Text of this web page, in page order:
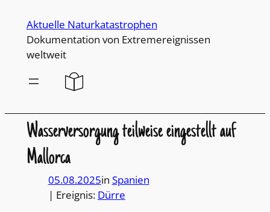
Inhalt
wechseln
Aktuelle Naturkatastrophen
Dokumentation von Extremereignissen
weltweit
Wasserversorgung teilweise eingestellt auf
Mallorca
05.08.2025in Spanien
| Ereignis: Dürre